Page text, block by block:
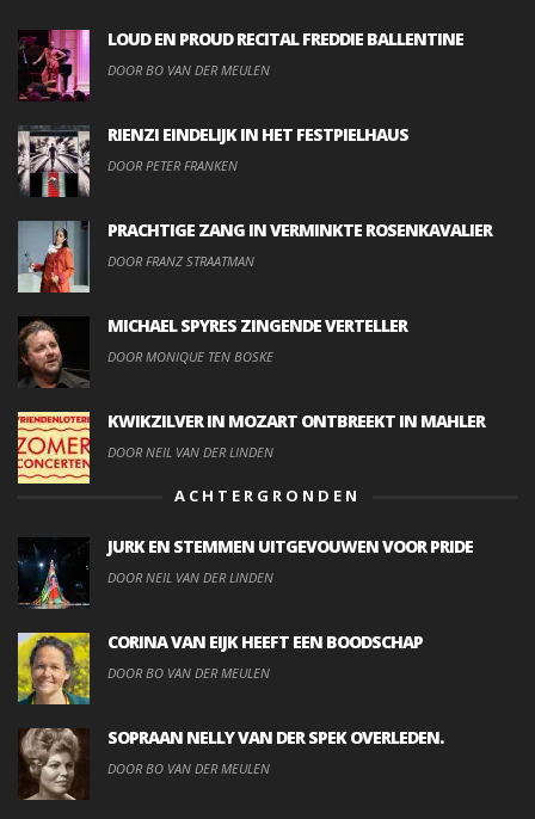
LOUD EN PROUD RECITAL FREDDIE BALLENTINE
DOOR BO VAN DER MEULEN
RIENZI EINDELIJK IN HET FESTPIELHAUS
DOOR PETER FRANKEN
PRACHTIGE ZANG IN VERMINKTE ROSENKAVALIER
DOOR FRANZ STRAATMAN
MICHAEL SPYRES ZINGENDE VERTELLER
DOOR MONIQUE TEN BOSKE
KWIKZILVER IN MOZART ONTBREEKT IN MAHLER
DOOR NEIL VAN DER LINDEN
ACHTERGRONDEN
JURK EN STEMMEN UITGEVOUWEN VOOR PRIDE
DOOR NEIL VAN DER LINDEN
CORINA VAN EIJK HEEFT EEN BOODSCHAP
DOOR BO VAN DER MEULEN
SOPRAAN NELLY VAN DER SPEK OVERLEDEN.
DOOR BO VAN DER MEULEN